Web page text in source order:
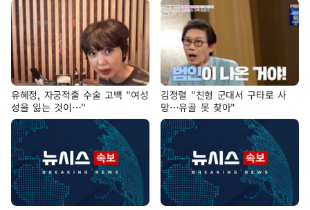
유혜정, 자궁적출 수술 고백 "여성
성을 잃는 것이…"
김정렬 "친형 군대서 구타로 사
망…유골 못 찾아"